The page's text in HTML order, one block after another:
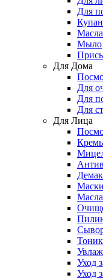
Для
Масла
Мыло
Для Дома
Для
Для
Для
Для Лица
Уход
Уход